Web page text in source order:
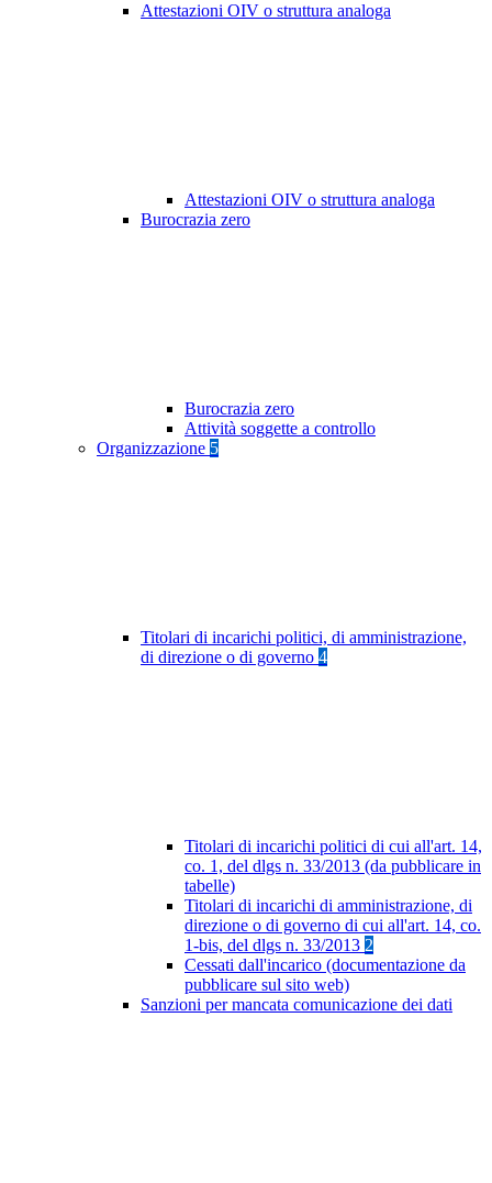
Attestazioni OIV o struttura analoga
Attestazioni OIV o struttura analoga
Burocrazia zero
Burocrazia zero
Attività soggette a controllo
Organizzazione 5
Titolari di incarichi politici, di amministrazione,
di direzione o di governo 4
Titolari di incarichi politici di cui all'art. 14,
co. 1, del dlgs n. 33/2013 (da pubblicare in
tabelle)
Titolari di incarichi di amministrazione, di
direzione o di governo di cui all'art. 14, co.
1-bis, del dlgs n. 33/2013 2
Cessati dall'incarico (documentazione da
pubblicare sul sito web)
Sanzioni per mancata comunicazione dei dati